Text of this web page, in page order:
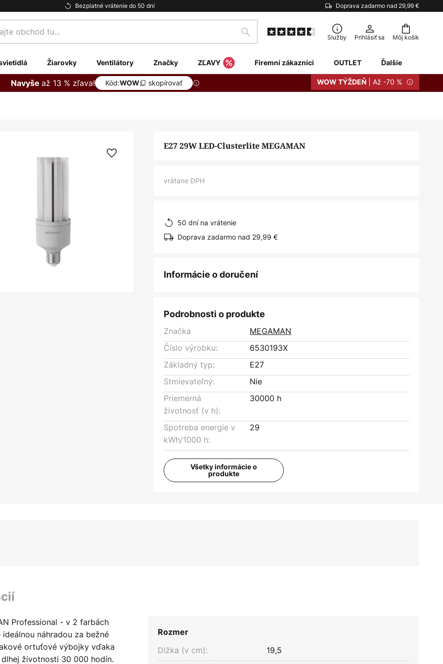
Bezplatné vrátenie do 50 dní Doprava zadarmo nad 29,99 €
Môj košík
Hľadať Služby Prihlásiť sa
Žiarovky Ventilátory Značky ZĽAVY Firemní zákazníci OUTLET Ďalšie
Navyše až 13 % zľava! Kód:WOW skopírovať WOW TÝŽDEŇ | Až -70 %
E27 29W LED-Clusterlite MEGAMAN
vrátane DPH
50 dní na vrátenie
Doprava zadarmo nad 29,99 €
Informácie o doručení
Podrobnosti o produkte
Značka
MEGAMAN
Číslo výrobku:
6530193X
Základný typ:
E27
Stmievateľný:
Nie
Priemerná
životnosť (v h):
30000 h
Spotreba energie v
kWh/1000 h:
29
Všetky informácie o
produkte
Professional - v 2 farbách
náhradou za bežné
ortuťové výbojky vďaka
životnosti 30 000 hodín.
Rozmer
Dlžka (v cm):
19,5